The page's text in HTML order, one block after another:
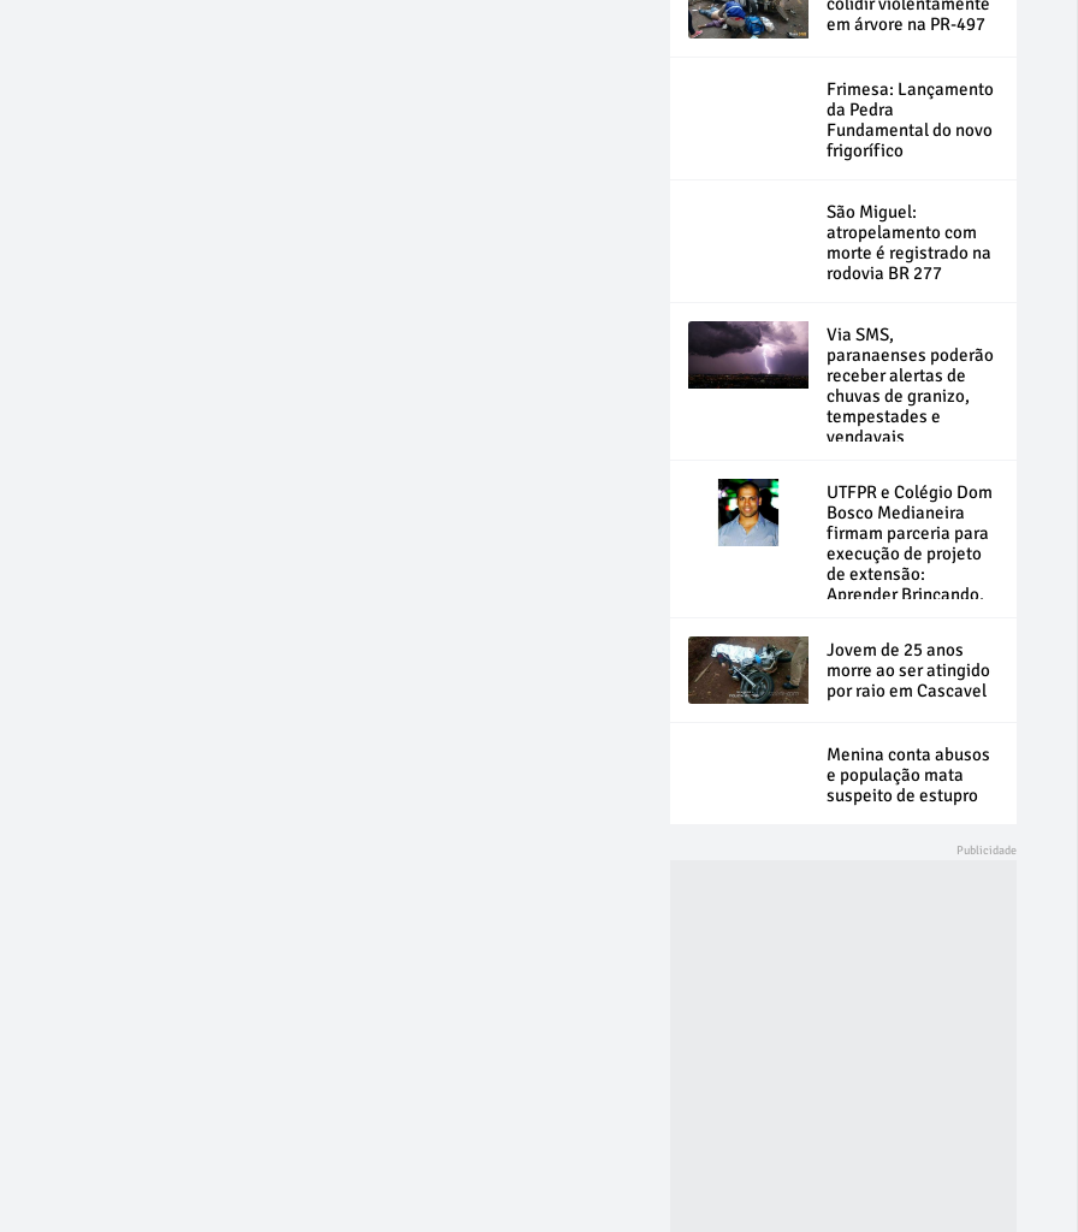
em árvore na PR-497
Frimesa: Lançamento
da Pedra
Fundamental do novo
frigorífico
São Miguel:
atropelamento com
morte é registrado na
rodovia BR 277
Via SMS,
paranaenses poderão
receber alertas de
chuvas de granizo,
tempestades e
vendavais
UTFPR e Colégio Dom
Bosco Medianeira
firmam parceria para
execução de projeto
de extensão:
Aprender Brincando,
Jovem de 25 anos
morre ao ser atingido
por raio em Cascavel
Menina conta abusos
e população mata
suspeito de estupro